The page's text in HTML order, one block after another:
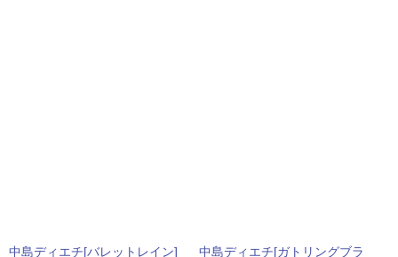
中島ディエチ[バレットレイン] 中島ディエチ[ガトリングブラ